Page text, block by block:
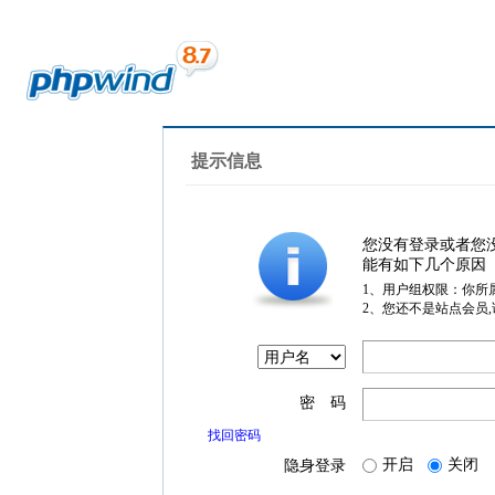
提示信息
您没有登录或者您
能有如下几个原因
1、用户组权限：你所
2、您还不是站点会员
密 码
找回密码
隐身登录 开启 关闭